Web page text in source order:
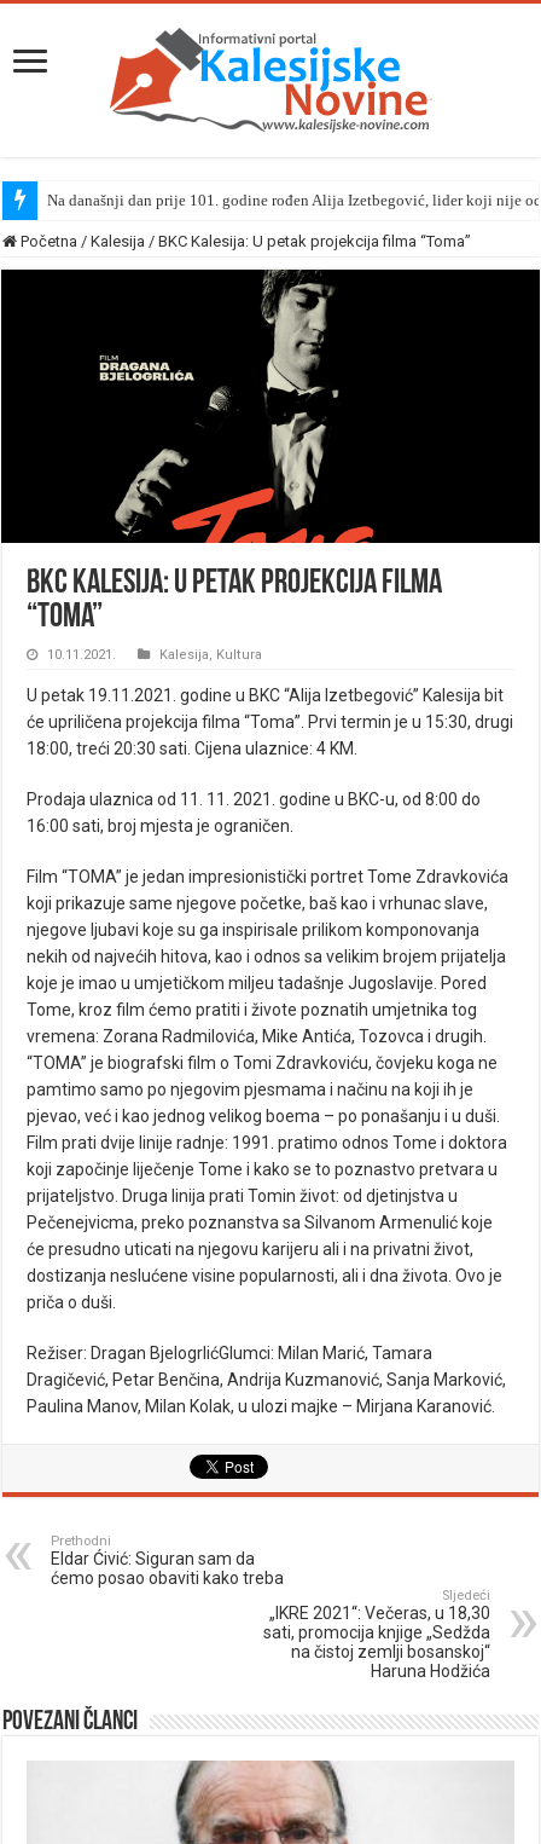
Na današnji dan prije 101. godine rođen Alija Izetbegović, lider koji nije
Početna / Kalesija / BKC Kalesija: U petak projekcija filma “Toma”
BKC Kalesija: U petak projekcija filma
“Toma”
10.11.2021. Kalesija, Kultura
U petak 19.11.2021. godine u BKC “Alija Izetbegović” Kalesija bit
će upriličena projekcija filma “Toma”. Prvi termin je u 15:30, drugi
18:00, treći 20:30 sati. Cijena ulaznice: 4 KM.
Prodaja ulaznica od 11. 11. 2021. godine u BKC-u, od 8:00 do
16:00 sati, broj mjesta je ograničen.
Film “TOMA” je jedan impresionistički portret Tome Zdravkovića
koji prikazuje same njegove početke, baš kao i vrhunac slave,
njegove ljubavi koje su ga inspirisale prilikom komponovanja
nekih od najvećih hitova, kao i odnos sa velikim brojem prijatelja
koje je imao u umjetičkom miljeu tadašnje Jugoslavije. Pored
Tome, kroz film ćemo pratiti i živote poznatih umjetnika tog
vremena: Zorana Radmilovića, Mike Antića, Tozovca i drugih.
“TOMA” je biografski film o Tomi Zdravkoviću, čovjeku koga ne
pamtimo samo po njegovim pjesmama i načinu na koji ih je
pjevao, već i kao jednog velikog boema – po ponašanju i u duši.
Film prati dvije linije radnje: 1991. pratimo odnos Tome i doktora
koji započinje liječenje Tome i kako se to poznastvo pretvara u
prijateljstvo. Druga linija prati Tomin život: od djetinjstva u
Pečenejvicma, preko poznanstva sa Silvanom Armenulić koje
će presudno uticati na njegovu karijeru ali i na privatni život,
dostizanja neslućene visine popularnosti, ali i dna života. Ovo je
priča o duši.
Režiser: Dragan BjelogrlićGlumci: Milan Marić, Tamara
Dragičević, Petar Benčina, Andrija Kuzmanović, Sanja Marković,
Paulina Manov, Milan Kolak, u ulozi majke – Mirjana Karanović.
Prethodni
Eldar Ćivić: Siguran sam da
ćemo posao obaviti kako treba
Sljedeći
„IKRE 2021“: Večeras, u 18,30
sati, promocija knjige „Sedžda
na čistoj zemlji bosanskoj“
Haruna Hodžića
Povezani članci